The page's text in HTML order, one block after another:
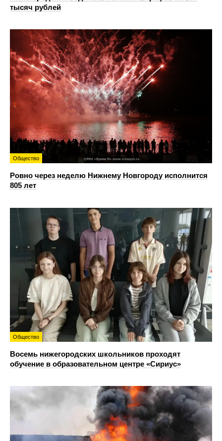
тысяч рублей
Общество
Ровно через неделю Нижнему Новгороду исполнится
805 лет
Общество
Восемь нижегородских школьников проходят
обучение в образовательном центре «Сириус»